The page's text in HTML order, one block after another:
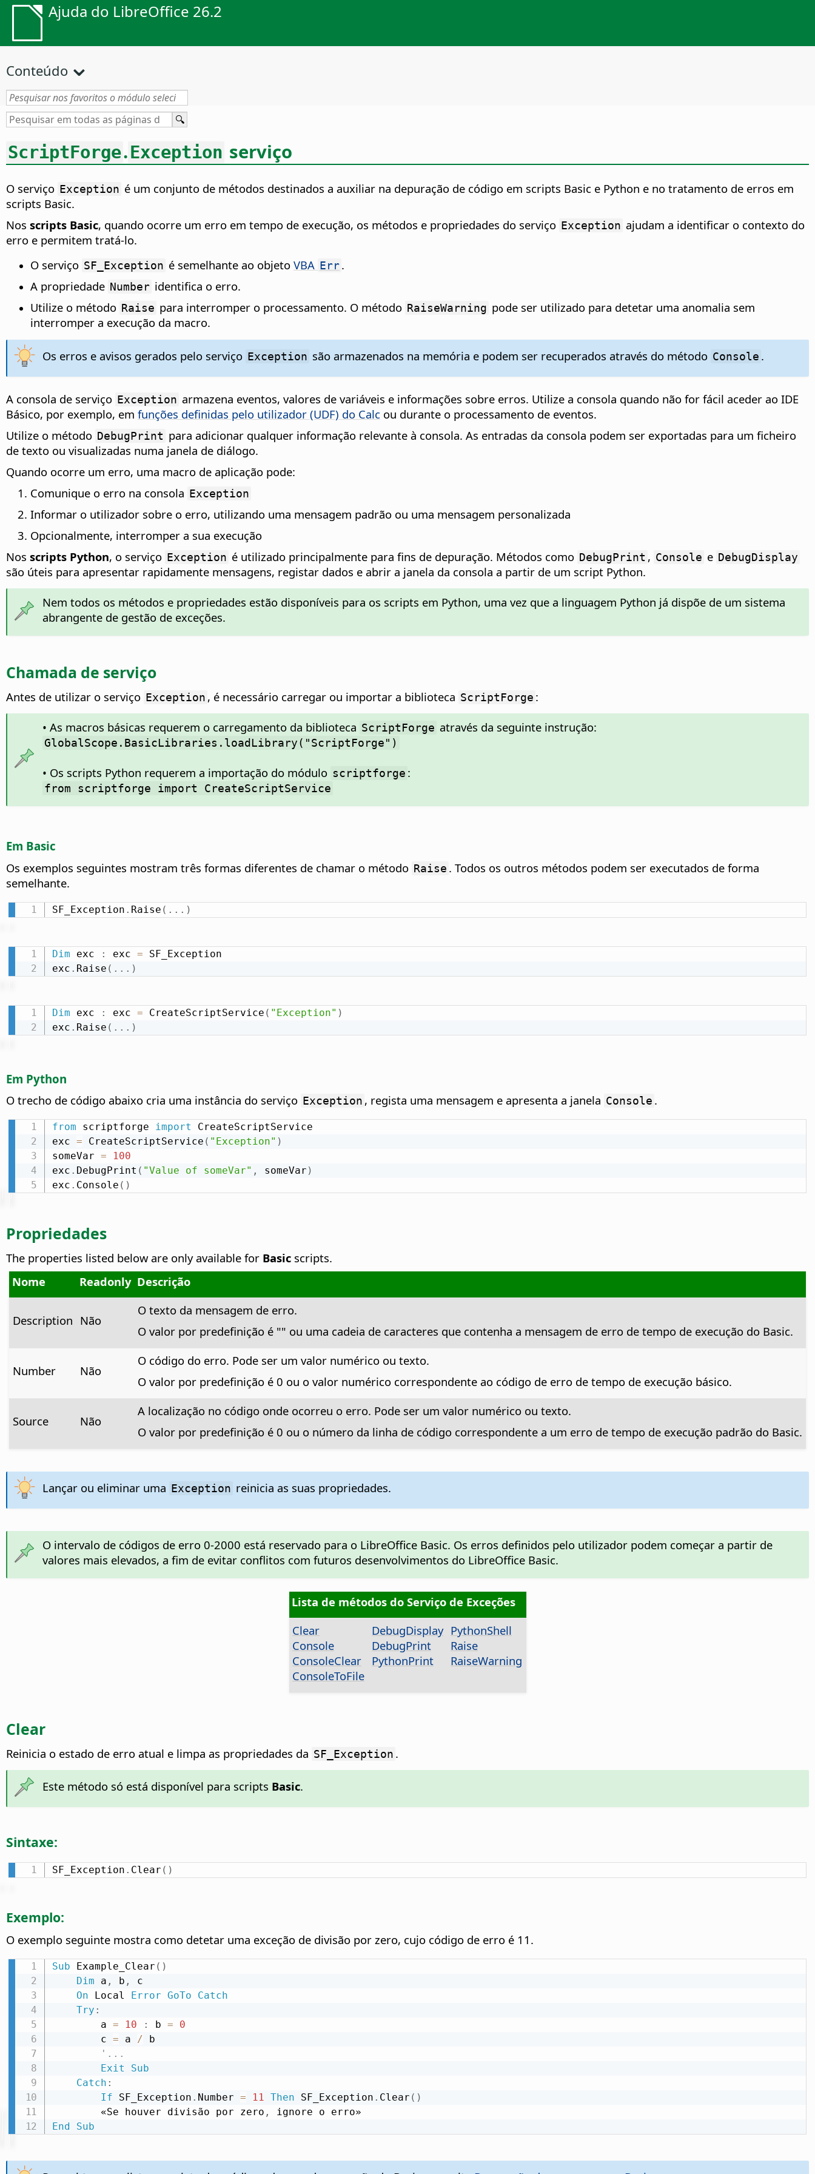
Ajuda do LibreOffice 26.2
Conteúdo
ScriptForge.Exception serviço
O serviço Exception é um conjunto de métodos destinados a auxiliar na depuração de código em scripts Basic e Python e no tratamento de erros em
scripts Basic.
Nos scripts Basic, quando ocorre um erro em tempo de execução, os métodos e propriedades do serviço Exception ajudam a identificar o contexto do
erro e permitem tratá-lo.
O serviço SF_Exception é semelhante ao objeto VBA Err.
A propriedade Number identifica o erro.
Utilize o método Raise para interromper o processamento. O método RaiseWarning pode ser utilizado para detetar uma anomalia sem
interromper a execução da macro.
Os erros e avisos gerados pelo serviço Exception são armazenados na memória e podem ser recuperados através do método Console .
A consola de serviço Exception armazena eventos, valores de variáveis e informações sobre erros. Utilize a consola quando não for fácil aceder ao IDE
Básico, por exemplo, em funções definidas pelo utilizador (UDF) do Calc ou durante o processamento de eventos.
Utilize o método DebugPrint para adicionar qualquer informação relevante à consola. As entradas da consola podem ser exportadas para um ficheiro
de texto ou visualizadas numa janela de diálogo.
Quando ocorre um erro, uma macro de aplicação pode:
Comunique o erro na consola Exception
Informar o utilizador sobre o erro, utilizando uma mensagem padrão ou uma mensagem personalizada
Opcionalmente, interromper a sua execução
Nos scripts Python, o serviço Exception é utilizado principalmente para fins de depuração. Métodos como DebugPrint , Console e DebugDisplay
são úteis para apresentar rapidamente mensagens, registar dados e abrir a janela da consola a partir de um script Python.
Nem todos os métodos e propriedades estão disponíveis para os scripts em Python, uma vez que a linguagem Python já dispõe de um sistema
abrangente de gestão de exceções.
Chamada de serviço
Antes de utilizar o serviço Exception , é necessário carregar ou importar a biblioteca ScriptForge :
• As macros básicas requerem o carregamento da biblioteca ScriptForge através da seguinte instrução:
GlobalScope.BasicLibraries.loadLibrary("ScriptForge")
• Os scripts Python requerem a importação do módulo scriptforge :
from scriptforge import CreateScriptService
Em Basic
Os exemplos seguintes mostram três formas diferentes de chamar o método Raise . Todos os outros métodos podem ser executados de forma
semelhante.
SF_Exception . Raise ( . . . )
Dim exc : exc = SF_Exception
exc . Raise ( . . . )
Dim exc : exc = CreateScriptService ( "Exception" )
exc . Raise ( . . . )
Em Python
O trecho de código abaixo cria uma instância do serviço Exception , regista uma mensagem e apresenta a janela Console .
from scriptforge import CreateScriptService
exc = CreateScriptService ( "Exception" )
someVar =
100
exc . DebugPrint ( "Value of someVar" , someVar )
exc . Console ( )
Propriedades
The properties listed below are only available for Basic scripts.
Nome
Readonly Descrição
Description Não
O texto da mensagem de erro.
O valor por predefinição é "" ou uma cadeia de caracteres que contenha a mensagem de erro de tempo de execução do Basic.
Number Não
O código do erro. Pode ser um valor numérico ou texto.
O valor por predefinição é 0 ou o valor numérico correspondente ao código de erro de tempo de execução básico.
Source Não
A localização no código onde ocorreu o erro. Pode ser um valor numérico ou texto.
O valor por predefinição é 0 ou o número da linha de código correspondente a um erro de tempo de execução padrão do Basic.
Lançar ou eliminar uma Exception reinicia as suas propriedades.
O intervalo de códigos de erro 0-2000 está reservado para o LibreOffice Basic. Os erros definidos pelo utilizador podem começar a partir de
valores mais elevados, a fim de evitar conflitos com futuros desenvolvimentos do LibreOffice Basic.
Lista de métodos do Serviço de Exceções
Clear
Console
ConsoleClear
ConsoleToFile
DebugDisplay
DebugPrint
PythonPrint
PythonShell
Raise
RaiseWarning
Clear
Reinicia o estado de erro atual e limpa as propriedades da SF_Exception .
Este método só está disponível para scripts Basic.
Sintaxe:
SF_Exception . Clear ( )
Exemplo:
O exemplo seguinte mostra como detetar uma exceção de divisão por zero, cujo código de erro é 11.
Sub Example_Clear ( )
Dim a , b ,
c
On Local Error GoTo
Catch
Try :
        a
= 10 : b =
0
        c
= a / b
'...
Exit
Sub
Catch :
If SF_Exception . Number = 11 Then SF_Exception . Clear ( )
        «Se houver divisão por zero
,
End
Sub